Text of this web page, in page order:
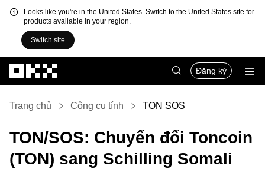
Looks like you're in the United States. Switch to the United States site for
products available in your region.
Switch site
Đăng ký
Trang chủ Công cụ tính TON SOS
TON/SOS: Chuyển đổi Toncoin
(TON) sang Schilling Somali